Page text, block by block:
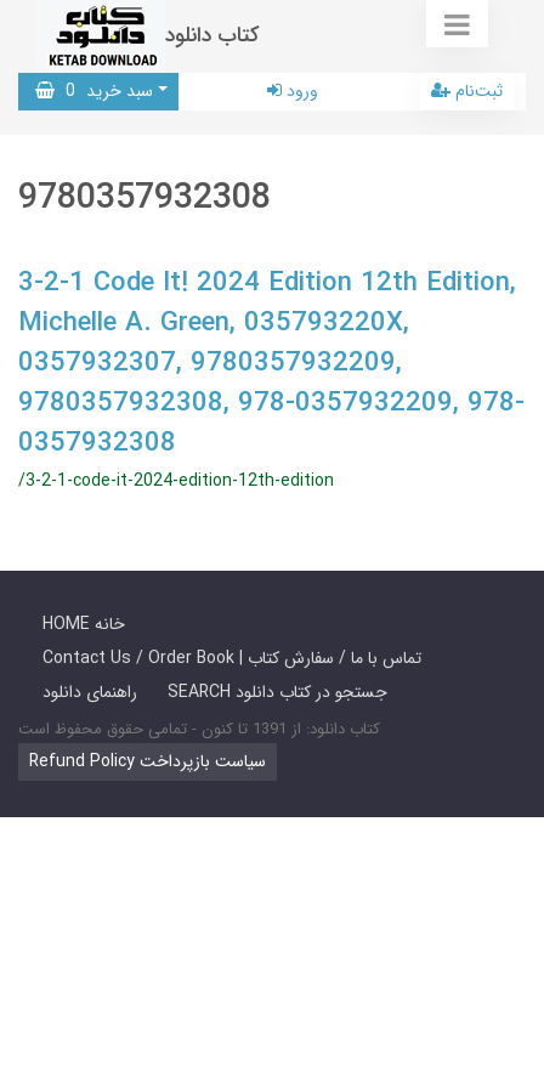
کتاب دانلود
سبد خرید 0 ورود ثبت‌نام
9780357932308
3-2-1 Code It! 2024 Edition 12th Edition,
Michelle A. Green, 035793220X,
0357932307, 9780357932209,
9780357932308, 978-0357932209, 978-
0357932308
/3-2-1-code-it-2024-edition-12th-edition
HOME خانه
Contact Us / Order Book | تماس با ما / سفارش کتاب
راهنمای دانلود
SEARCH جستجو در کتاب دانلود
کتاب دانلود: از 1391 تا کنون - تمامی حقوق محفوظ است
Refund Policy سیاست بازپرداخت